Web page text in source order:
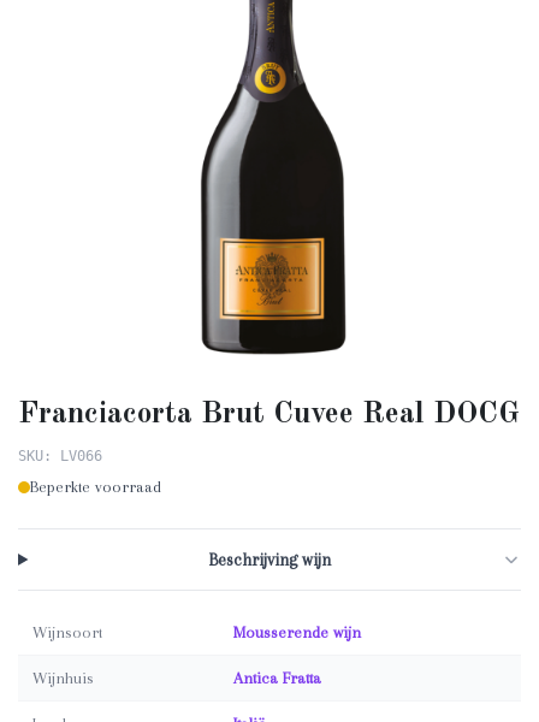
Franciacorta Brut Cuvee Real DOCG
SKU: LV066
Beperkte voorraad
Beschrijving wijn
Wijnsoort Mousserende wijn
Wijnhuis Antica Fratta